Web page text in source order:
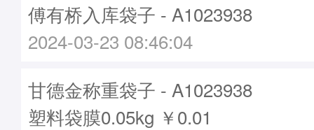
傅有桥入库袋子 - A1023938
2024-03-23 08:46:04
甘德金称重袋子 - A1023938
塑料袋膜0.05kg ￥0.01